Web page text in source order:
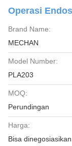
Operasi
Brand Name:
MECHAN
Model Number:
PLA203
MOQ:
Perundingan
Harga:
Bisa dinegosiasikan